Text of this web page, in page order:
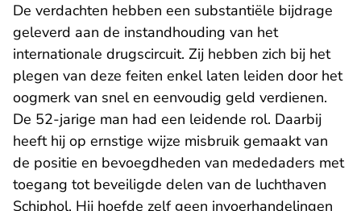
De verdachten hebben een substantiële bijdrage
geleverd aan de instandhouding van het
internationale drugscircuit. Zij hebben zich bij het
plegen van deze feiten enkel laten leiden door het
oogmerk van snel en eenvoudig geld verdienen.
De 52-jarige man had een leidende rol. Daarbij
heeft hij op ernstige wijze misbruik gemaakt van
de positie en bevoegdheden van mededaders met
toegang tot beveiligde delen van de luchthaven
Schiphol. Hij hoefde zelf geen invoerhandelingen